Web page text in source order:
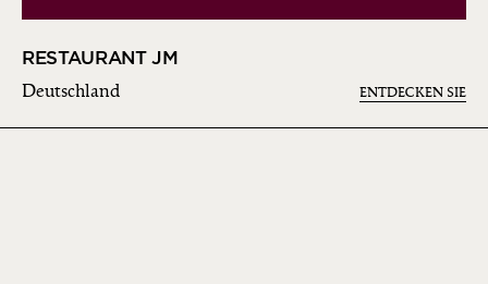
RESTAURANT JM
Deutschland ENTDECKEN SIE